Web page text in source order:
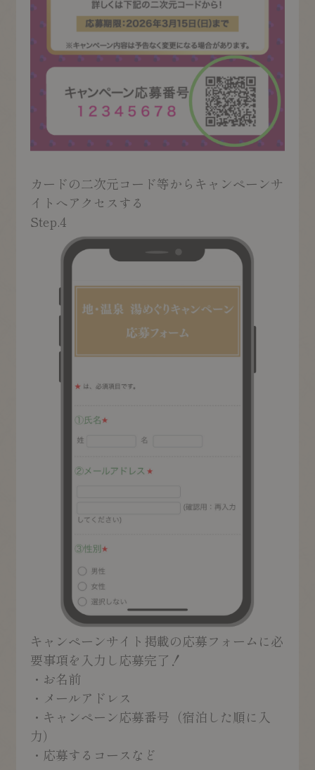
カードの二次元コード等からキャンペーンサ
イトへアクセスする
Step.4
キャンペーンサイト掲載の応募フォームに必
要事項を入力し応募完了！
・ お名前
・ メールアドレス
・ キャンペーン応募番号（宿泊した順に入
力）
・ 応募するコースなど